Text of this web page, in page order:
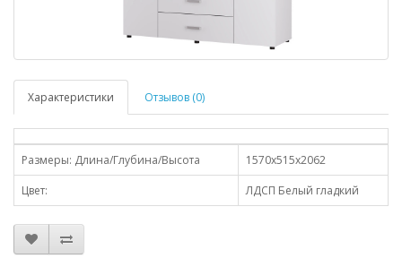
Характеристики Отзывов (0)
Размеры: Длина/Глубина/Высота
1570х515х2062
Цвет:
ЛДСП Белый гладкий